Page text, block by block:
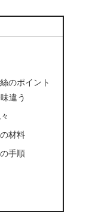
のポイント
違う
材料
手順